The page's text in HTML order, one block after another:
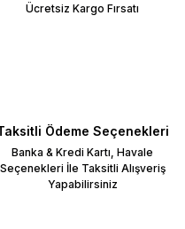
Ücretsiz Kargo Fırsatı
Ödeme Seçenekleri
Banka & Kredi Kartı, Havale
Seçenekleri İle Taksitli Alışveriş
Yapabilirsiniz